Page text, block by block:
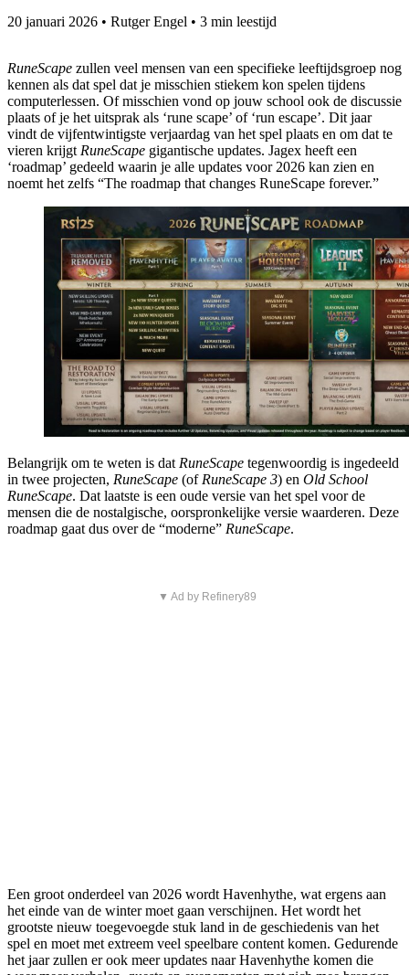
20 januari 2026 • Rutger Engel • 3 min leestijd
RuneScape zullen veel mensen van een specifieke leeftijdsgroep nog
kennen als dat spel dat je misschien stiekem kon spelen tijdens
computerlessen. Of misschien vond op jouw school ook de discussie
plaats of je het uitsprak als ‘rune scape’ of ‘run escape’. Dit jaar
vindt de vijfentwintigste verjaardag van het spel plaats en om dat te
vieren krijgt RuneScape gigantische updates. Jagex heeft een
‘roadmap’ gedeeld waarin je alle updates voor 2026 kan zien en
noemt het zelfs “The roadmap that changes RuneScape forever.”
Belangrijk om te weten is dat RuneScape tegenwoordig is ingedeeld
in twee projecten, RuneScape (of RuneScape 3) en Old School
RuneScape. Dat laatste is een oude versie van het spel voor de
mensen die de nostalgische, oorspronkelijke versie waarderen. Deze
roadmap gaat dus over de “moderne” RuneScape.
▼ Ad by Refinery89
Een groot onderdeel van 2026 wordt Havenhythe, wat ergens aan
het einde van de winter moet gaan verschijnen. Het wordt het
grootste nieuw toegevoegde stuk land in de geschiedenis van het
spel en moet met extreem veel speelbare content komen. Gedurende
het jaar zullen er ook meer updates naar Havenhythe komen die